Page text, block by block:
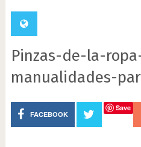
Pinzas-de-la-
manualidades-
FACEBOOK
Save